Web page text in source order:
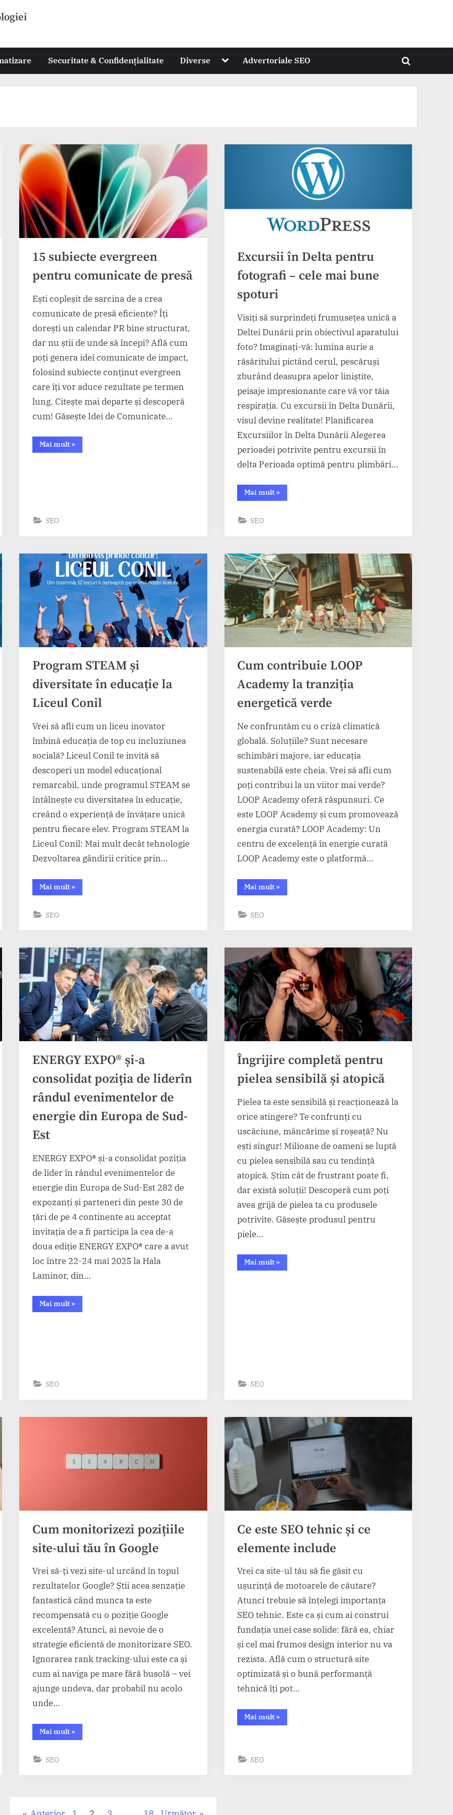
Securitate & Confidențialitate Diverse Toggle
menu
Advertoriale SEO
Toggle
15 subiecte evergreen
pentru comunicate de presă
Ești copleșit de sarcina de a crea
comunicate de presă eficiente? Îți
dorești un calendar PR bine structurat,
dar nu știi de unde să începi? Află cum
poți genera idei comunicate de impact,
folosind subiecte conținut evergreen
care îți vor aduce rezultate pe termen
lung. Citește mai departe și descoperă
cum! Găsește Idei de Comunicate…
Mai mult“15
subiecte
»
SEO
Excursii în Delta pentru
fotografi – cele mai bune
spoturi
Visiți să surprindeți frumusețea unică a
Deltei Dunării prin obiectivul aparatului
foto? Imaginați-vă: lumina aurie a
răsăritului pictând cerul, pescăruși
zburând deasupra apelor liniștite,
peisaje impresionante care vă vor tăia
respirația. Cu excursii în Delta Dunării,
visul devine realitate! Planificarea
Excursiilor în Delta Dunării Alegerea
perioadei potrivite pentru excursii în
delta Perioada optimă pentru plimbări…
Mai mult“Excursii
în
spoturi”
»
SEO
Program STEAM și
diversitate în educație la
Liceul Conil
Vrei să afli cum un liceu inovator
îmbină educația de top cu incluziunea
socială? Liceul Conil te invită să
descoperi un model educațional
remarcabil, unde programul STEAM se
întâlnește cu diversitatea în educație,
creând o experiență de învățare unică
pentru fiecare elev. Program STEAM la
Liceul Conil: Mai mult decât tehnologie
Dezvoltarea gândirii critice prin…
Mai mult“Program
STEAM
»
SEO
Cum contribuie LOOP
Academy la tranziția
energetică verde
Ne confruntăm cu o criză climatică
globală. Soluțiile? Sunt necesare
schimbări majore, iar educația
sustenabilă este cheia. Vrei să afli cum
poți contribui la un viitor mai verde?
LOOP Academy oferă răspunsuri. Ce
este LOOP Academy și cum promovează
energia curată? LOOP Academy: Un
centru de excelență în energie curată
LOOP Academy este o platformă…
Mai mult“Cum
contribuie
»
SEO
ENERGY EXPO® și-a
consolidat poziția de liderîn
rândul evenimentelor de
energie din Europa de Sud-
Est
ENERGY EXPO® și-a consolidat poziția
de lider în rândul evenimentelor de
energie din Europa de Sud-Est 282 de
expozanți și parteneri din peste 30 de
țări de pe 4 continente au acceptat
invitația de a fi participa la cea de-a
doua ediție ENERGY EXPO® care a avut
loc între 22-24 mai 2025 la Hala
Laminor, din…
Mai mult“ENERGY
EXPO®
Est”
»
SEO
Îngrijire completă pentru
pielea sensibilă și atopică
Pielea ta este sensibilă și reacționează la
orice atingere? Te confrunți cu
uscăciune, mâncărime și roșeață? Nu
ești singur! Milioane de oameni se luptă
cu pielea sensibilă sau cu tendință
atopică. Știm cât de frustrant poate fi,
dar există soluții! Descoperă cum poți
avea grijă de pielea ta cu produsele
potrivite. Găsește produsul pentru
piele…
Mai mult“Îngrijire
completă
»
SEO
Cum monitorizezi pozițiile
site-ului tău în Google
Vrei să-ți vezi site-ul urcând în topul
rezultatelor Google? Știi acea senzație
fantastică când munca ta este
recompensată cu o poziție Google
excelentă? Atunci, ai nevoie de o
strategie eficientă de monitorizare SEO.
Ignorarea rank tracking-ului este ca și
cum ai naviga pe mare fără busolă – vei
ajunge undeva, dar probabil nu acolo
unde…
Mai mult“Cum
monitorizezi
»
SEO
Ce este SEO tehnic și ce
elemente include
Vrei ca site-ul tău să fie găsit cu
ușurință de motoarele de căutare?
Atunci trebuie să înțelegi importanța
SEO tehnic. Este ca și cum ai construi
fundația unei case solide: fără ea, chiar
și cel mai frumos design interior nu va
rezista. Află cum o structură site
optimizată și o bună performanță
tehnică îți pot…
Mai mult“Ce
este
»
SEO